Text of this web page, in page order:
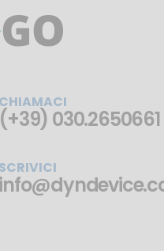
CHIAMACI
(+39) 030.2650661
SCRIVICI